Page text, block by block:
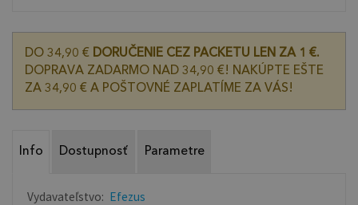
DO 34,90 € DORUČENIE CEZ PACKETU LEN ZA 1 €.
DOPRAVA ZADARMO NAD 34,90 €! NAKÚPTE EŠTE
ZA 34,90 € A POŠTOVNÉ ZAPLATÍME ZA VÁS!
Info Dostupnosť Parametre
Vydavateľstvo: Efezus